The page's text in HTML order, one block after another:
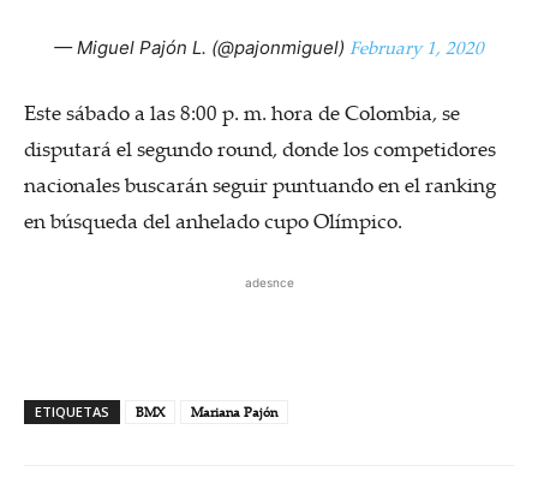
— Miguel Pajón L. (@pajonmiguel) February 1, 2020
Este sábado a las 8:00 p. m. hora de Colombia, se
disputará el segundo round, donde los competidores
nacionales buscarán seguir puntuando en el ranking
en búsqueda del anhelado cupo Olímpico.
adesnce
ETIQUETAS BMX Mariana Pajón